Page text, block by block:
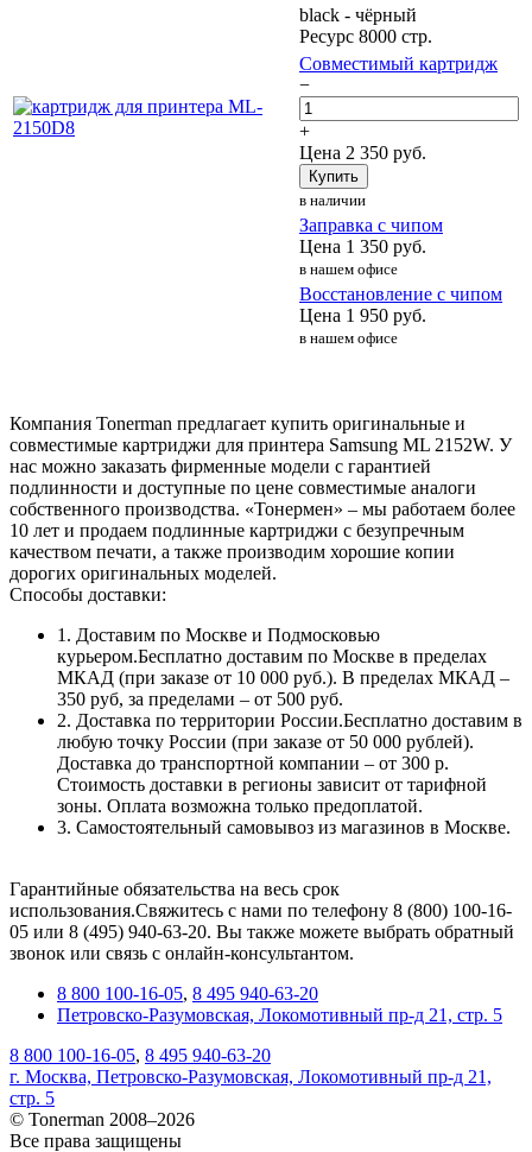
black - чёрный
Ресурс 8000 стр.
Совместимый картридж
−
+
Цена 2 350 руб.
Купить
в наличии
Заправка с чипом
Цена 1 350 руб.
в нашем офисе
Восстановление с чипом
Цена 1 950 руб.
в нашем офисе
Компания Tonerman предлагает купить оригинальные и
совместимые картриджи для принтера Samsung ML 2152W. У
нас можно заказать фирменные модели с гарантией
подлинности и доступные по цене совместимые аналоги
собственного производства. «Тонермен» – мы работаем более
10 лет и продаем подлинные картриджи с безупречным
качеством печати, а также производим хорошие копии
дорогих оригинальных моделей.
Способы доставки:
1. Доставим по Москве и Подмосковью
курьером.Бесплатно доставим по Москве в пределах
МКАД (при заказе от 10 000 руб.). В пределах МКАД –
350 руб, за пределами – от 500 руб.
2. Доставка по территории России.Бесплатно доставим в
любую точку России (при заказе от 50 000 рублей).
Доставка до транспортной компании – от 300 р.
Стоимость доставки в регионы зависит от тарифной
зоны. Оплата возможна только предоплатой.
3. Самостоятельный самовывоз из магазинов в Москве.
Гарантийные обязательства на весь срок
использования.Свяжитесь с нами по телефону 8 (800) 100-16-
05 или 8 (495) 940-63-20. Вы также можете выбрать обратный
звонок или связь с онлайн-консультантом.
8 800 100-16-05, 8 495 940-63-20
Петровско-Разумовская, Локомотивный пр-д 21, стр. 5
8 800 100-16-05, 8 495 940-63-20
г. Москва, Петровско-Разумовская, Локомотивный пр-д 21,
стр. 5
© Tonerman 2008–2026
Все права защищены